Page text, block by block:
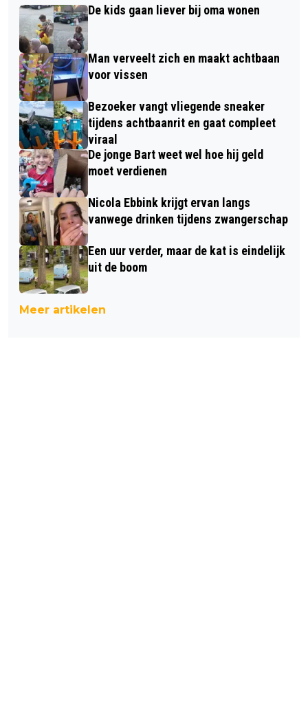
De kids gaan liever bij oma wonen
Man verveelt zich en maakt achtbaan
voor vissen
Bezoeker vangt vliegende sneaker
tijdens achtbaanrit en gaat compleet
viraal
De jonge Bart weet wel hoe hij geld
moet verdienen
Nicola Ebbink krijgt ervan langs
vanwege drinken tijdens zwangerschap
Een uur verder, maar de kat is eindelijk
uit de boom
Meer artikelen